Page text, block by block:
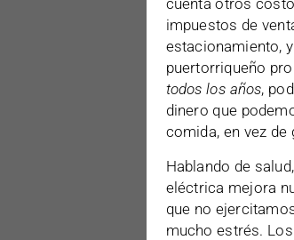
cuenta otros
impuestos de
estacionamiento,
puertorriqueño
todos los años,
dinero que
comida, en vez
Hablando de
eléctrica mejora
que no
mucho estrés.